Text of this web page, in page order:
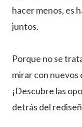
hacer menos, es
juntos.
Porque no se
mirar con nuevos
¡Descubre las
detrás del